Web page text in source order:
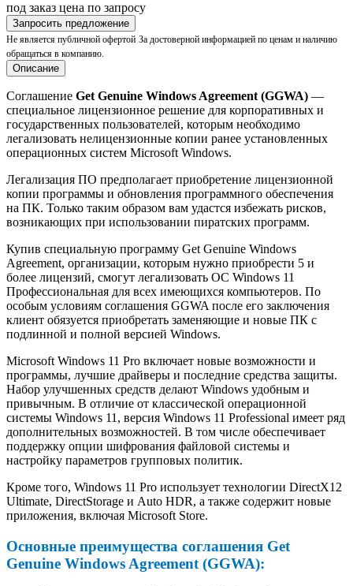
под заказ цена по запросу
Запросить предложение
Не является публичной офертой За достоверной информацией по ценам и наличию
обращаться в компанию.
Описание
Соглашение Get Genuine Windows Agreement (GGWA) —
специальное лицензионное решение для корпоративных и
государственных пользователей, которым необходимо
легализовать нелицензионные копии ранее установленных
операционных систем Microsoft Windows.
Легализация ПО предполагает приобретение лицензионной
копии программы и обновления программного обеспечения
на ПК. Только таким образом вам удастся избежать рисков,
возникающих при использовании пиратских программ.
Купив специальную программу Get Genuine Windows
Agreement, организации, которым нужно приобрести 5 и
более лицензий, смогут легализовать ОС Windows 11
Профессиональная для всех имеющихся компьютеров. По
особым условиям соглашения GGWA после его заключения
клиент обязуется приобретать заменяющие и новые ПК с
подлинной и полной версией Windows.
Microsoft Windows 11 Pro включает новые возможности и
программы, лучшие драйверы и последние средства защиты.
Набор улучшенных средств делают Windows удобным и
привычным. В отличие от классической операционной
системы Windows 11, версия Windows 11 Professional имеет ряд
дополнительных возможностей. В том числе обеспечивает
поддержку опции шифрования файловой системы и
настройку параметров групповых политик.
Кроме того, Windows 11 Pro использует технологии DirectX12
Ultimate, DirectStorage и Auto HDR, а также содержит новые
приложения, включая Microsoft Store.
Основные преимущества соглашения Get
Genuine Windows Agreement (GGWA):